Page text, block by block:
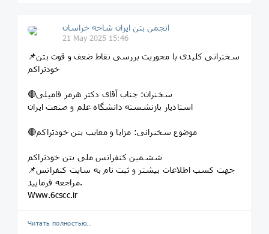
انجمن بتن ایران شاخه خراسان
21 May 2025 15:46
📌سخنرانی کلیدی با محوریت بررسی نقاط ضعف و قوت بتن
خودتراکم
🔴سخنران: جناب آقای دکتر هرمز فامیلی
استادیار بازنشسته دانشگاه علم و صنعت ایران
🔴موضوع سخنرانی: مزایا و معایب بتن خودتراکم
ششمین کنفرانس ملی بتن خودتراکم
📌جهت کسب اطلاعات بیشتر و ثبت نام به سایت کنفرانس
مراجعه فرمایید.
Www.6cscc.ir
Читать полностью…